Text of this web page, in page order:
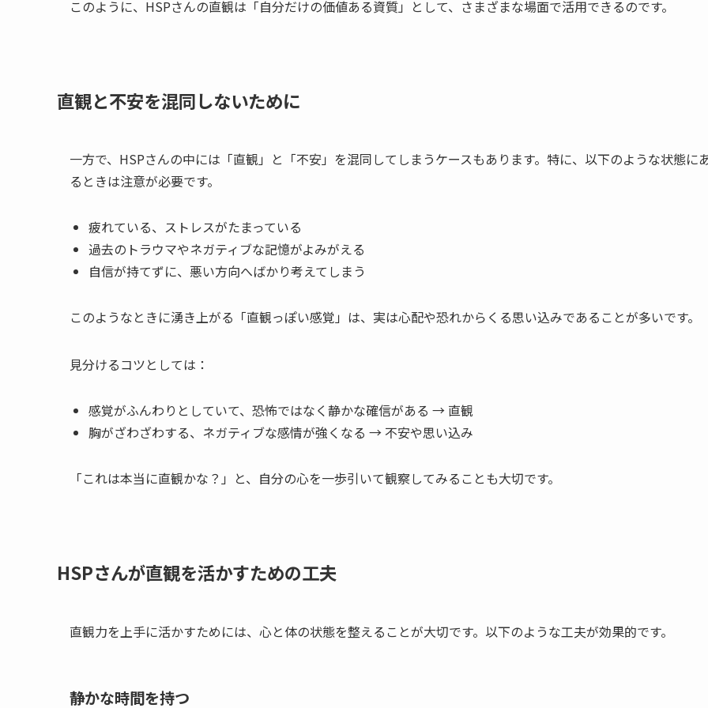
このように、HSPさんの直観は「自分だけの価値ある資質」として、さまざまな場面で活用できるのです。
直観と不安を混同しないために
一方で、HSPさんの中には「直観」と「不安」を混同してしまうケースもあります。特に、以下のような状態に
るときは注意が必要です。
疲れている、ストレスがたまっている
過去のトラウマやネガティブな記憶がよみがえる
自信が持てずに、悪い方向へばかり考えてしまう
このようなときに湧き上がる「直観っぽい感覚」は、実は心配や恐れからくる思い込みであることが多いです。
見分けるコツとしては：
感覚がふんわりとしていて、恐怖ではなく静かな確信がある → 直観
胸がざわざわする、ネガティブな感情が強くなる → 不安や思い込み
「これは本当に直観かな？」と、自分の心を一歩引いて観察してみることも大切です。
HSPさんが直観を活かすための工夫
直観力を上手に活かすためには、心と体の状態を整えることが大切です。以下のような工夫が効果的です。
静かな時間を持つ